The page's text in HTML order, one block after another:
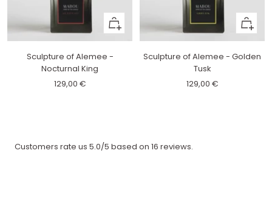
In
deinen
legen
Sculpture of Alemee -
Nocturnal King
Angebotspreis
129,00 €
In
deinen
legen
Sculpture of Alemee - Golden
Tusk
Angebotspreis
129,00 €
Customers rate us 5.0/5 based on 16 reviews.